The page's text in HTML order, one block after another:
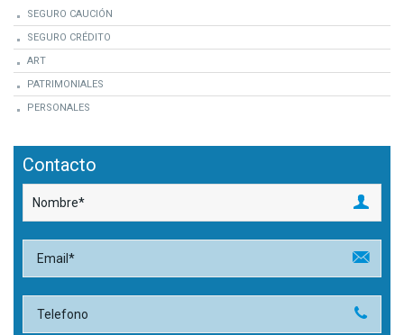
SEGURO CAUCIÓN
SEGURO CRÉDITO
ART
PATRIMONIALES
PERSONALES
Contacto